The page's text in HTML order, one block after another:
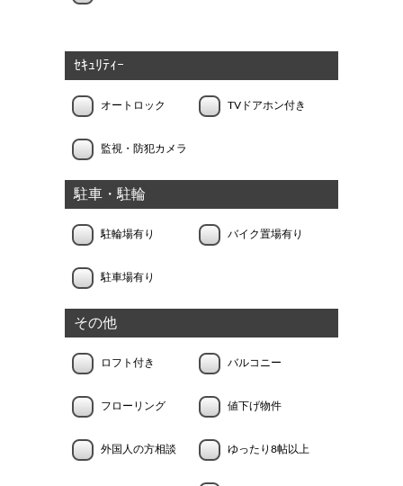
ｾｷｭﾘﾃｨｰ
オートロック TVドアホン付き
監視・防犯カメラ
駐車・駐輪
駐輪場有り バイク置場有り
駐車場有り
その他
ロフト付き バルコニー
フローリング 値下げ物件
外国人の方相談 ゆったり8帖以上